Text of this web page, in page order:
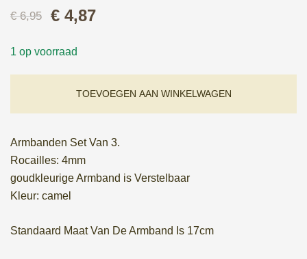
€6,95
Oorspronkelijke
€ 6,95.
€ 4,87Huidige
€ 4,87.
1 op voorraad
TOEVOEGEN AAN WINKELWAGEN
Armbanden Set Van 3.
Rocailles: 4mm
goudkleurige Armband is Verstelbaar
Kleur: camel
Standaard Maat Van De Armband Is 17cm